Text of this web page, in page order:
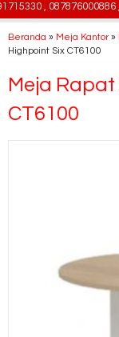
, 087876000886
Beranda » Meja Kantor»
Highpoint Six CT6100
Meja
CT6100